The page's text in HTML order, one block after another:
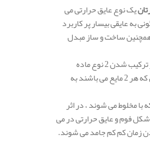
یک نوع عایق حرارتی می
به عایقی بیسار پر کاربرد
ساخت و ساز مبدل
این ماده شیمیایی از ترکیب شدن 2 نوع ماده
ایزوسیانات و پلی ال که هر 2 مایع می باشند به
که با مخلوط می شوند ، در اثر
فوم و عایق حرارتی در می
زمان کم کم جامد می شوند.